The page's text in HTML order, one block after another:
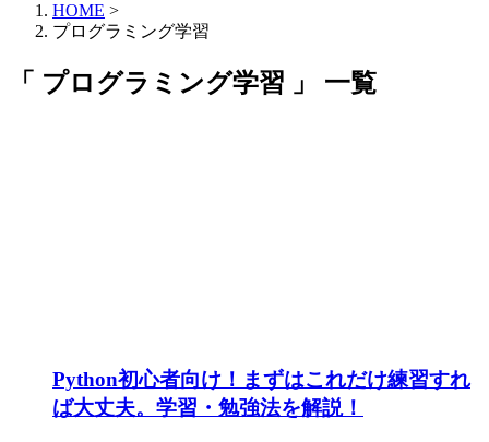
HOME >
プログラミング学習
「 プログラミング学習 」 一覧
Python初心者向け！まずはこれだけ練習すれ
ば大丈夫。学習・勉強法を解説！